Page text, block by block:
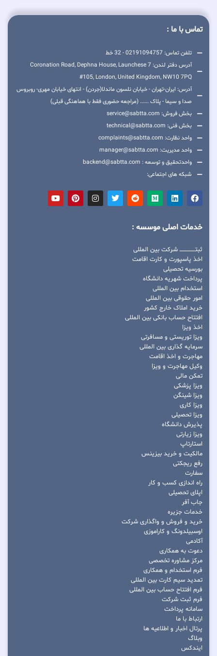
تماس با ما :
تلفن تماس: 02191094757 - 32 خط
آدرس دفتر لندن: 7 Coronation Road, Dephna House, Launchese
#105, London, United Kingdom, NW10 7PQ
آدرس: ایران-تهران - خیابان نلسون ماندلا(جردن) - انتهای خیابان مهری- روبروس
صدا و سیما - پلاک ...... (مراجعه حضوری فقط با هماهنگی قبلی)
بخش فروش: service@sabtta.com
بخش فنی: technical@sabtta.com
واحد نظارت: complaints@sabtta.com
واحد مدیریت: manager@sabtta.com
واحدتحقیق و توسعه : backend@sabtta.com
شبکه های اجتماعی:
خدمات اصلی موسسه :
ثبتــــــــــــــــ شرکت بین المللی
اخذ پاسپورت و کارت اقامت
بورسیه تحصیلی
پرداخت شهریه دانشگاه
استخدام بین المللی
امور حقوقی بین المللی
خرید املاک خارج کشور
افتتاح حساب بانکی بین المللی
اخذ ویزا
ویزا توریستی و مسافرتی
سرمایه گذاری بین المللی
مهاجرت و اخذ اقامت
وکیل مهاجرت و ویزا
تمکن مالی
ویزا پزشکی
ویزا شینگن
ویزا کاری
ویزا تحصیلی
پذیرش دانشگاه
ویزا زیارتی
استارتاپ
مالکیت و خرید بیزینس
رفع ریجکتی
سفارت
راه اندازی کسب و کار
اپلای تحصیلی
جاب آفر
خدمات جزیره
خرید و فروش و واگذاری شرکت
اوسبیلدونگ و کاراموزی
آکادمی
دعوت به همکاری
مرکز مشاوره تخصصی
فرم استخدام و همکاری
تمدید سیم کارت بین المللی
فرم افتتاح حساب بین المللی
فرم ثبت شرکت
سامانه پرداخت
ارتباط با ما
پرتال اخبار و اطلاعیه ها
وبلاگ
ایندکس